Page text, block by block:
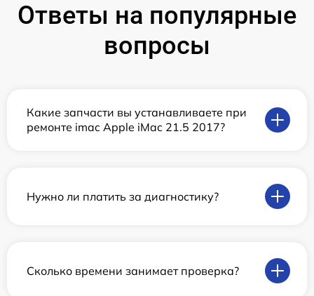
Ответы на популярные
вопросы
Какие запчасти вы устанавливаете при
ремонте imac Apple iMac 21.5 2017?
Нужно ли платить за диагностику?
Сколько времени занимает проверка?